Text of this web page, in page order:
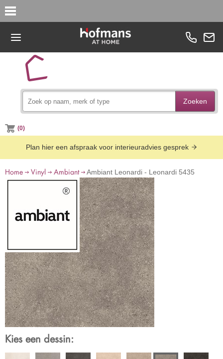
Zoeken
(0)
Plan hier een afspraak voor interieuradvies gesprek
Home Vinyl Ambiant Ambiant Leonardi - Leonardi 5435
Kies een dessin: